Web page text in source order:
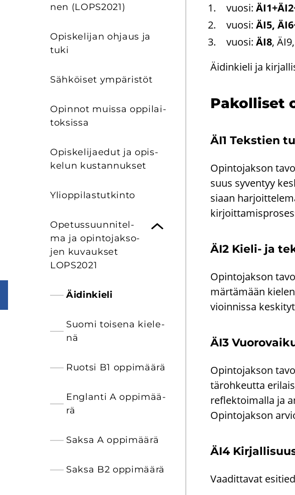
nen (LOPS2021)
Opis­ke­li­jan oh­jaus ja
tuki
Säh­köi­set ym­pä­ris­töt
Opin­not muis­sa op­pi­lai­
tok­sis­sa
Opis­ke­li­jae­dut ja opis­
ke­lun kus­tan­nuk­set
Yli­op­pi­las­tut­kin­to
Ope­tus­suun­ni­tel­
ma ja opin­to­jak­so­
jen ku­vauk­set
LOPS2021
Äi­din­kie­li
Suomi toi­se­na kie­le­
nä
Ruot­si B1 op­pi­mää­rä
Englan­ti A op­pi­mää­
rä
Saksa A op­pi­mää­rä
Saksa B2 op­pi­mää­rä
vuosi:
vuosi: ÄI5,
vuosi: ÄI8,
Äi­din­kie­li ja
Pa­kol­li­set
ÄI1 Teks­tien
Opin­to­jak­son
suus sy­ven­tyy
si­aan
ÄI2 Kieli-​ ja
Opin­to­jak­son
mär­tä­mään
vioin­nis­sa
ÄI3
Opin­to­jak­son
tä­roh­keut­ta
reflek­toi­mal­la ja
Opin­to­jak­son
ÄI4
Vaa­dit­ta­vat